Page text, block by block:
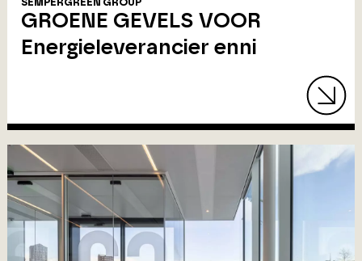
SEMPERGREEN GROUP
GROENE GEVELS VOOR
Energieleverancier enni